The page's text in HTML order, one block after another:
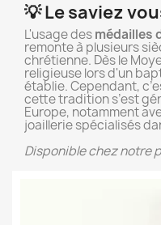
💡 Le saviez
L'usage desmédailles
remonte à plusieurs
chrétienne. Dès le
religieuse lors d'un
établie. Cependant,
cette tradition s’est
Europe, notamment
joaillerie spécialisés
Disponible chez notre